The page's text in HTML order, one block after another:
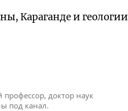
Караганде и геологии
профессор, доктор наук
под канал.